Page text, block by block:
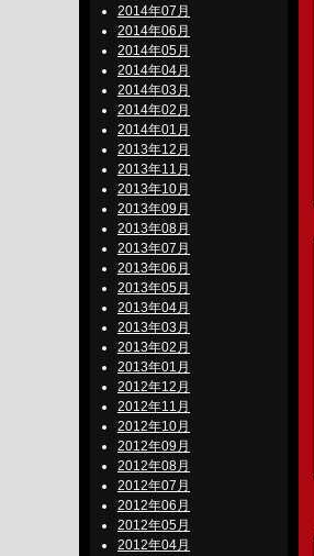
2014年07月
2014年06月
2014年05月
2014年04月
2014年03月
2014年02月
2014年01月
2013年12月
2013年11月
2013年10月
2013年09月
2013年08月
2013年07月
2013年06月
2013年05月
2013年04月
2013年03月
2013年02月
2013年01月
2012年12月
2012年11月
2012年10月
2012年09月
2012年08月
2012年07月
2012年06月
2012年05月
2012年04月